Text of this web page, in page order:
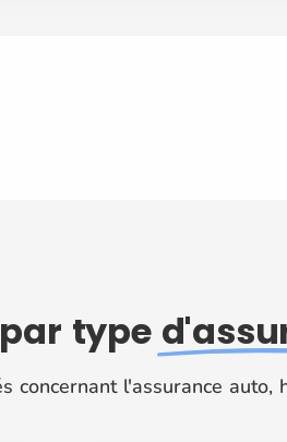
type
concernant l'assurance auto,